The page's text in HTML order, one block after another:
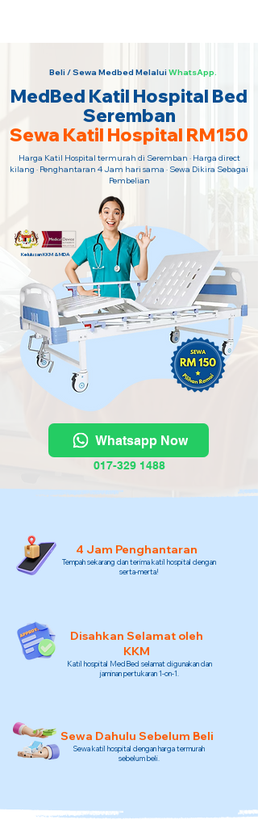
Beli / Sewa Medbed Melalui WhatsApp.
MedBed Katil Hospital Bed
Seremban
Sewa Katil Hospital RM150
Harga Katil Hospital termurah di Seremban · Harga direct
kilang · Penghantaran 4 Jam hari sama · Sewa Dikira Sebagai
Pembelian
Kelulusan KKM & MDA
Whatsapp Now
017-329 1488
4 Jam Penghantaran
Tempah sekarang dan terima katil hospital dengan
serta-merta!
Disahkan Selamat oleh
KKM
Katil hospital MedBed selamat digunakan dan
jaminan pertukaran 1-on-1.
Sewa Dahulu Sebelum Beli
Sewa katil hospital dengan harga termurah
sebelum beli.